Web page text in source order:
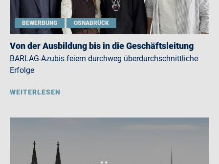
BEWERBUNG OSNABRÜCK
Von der Ausbildung bis in die Geschäftsleitung
BARLAG-Azubis feiern durchweg überdurchschnittliche
Erfolge
WEITERLESEN